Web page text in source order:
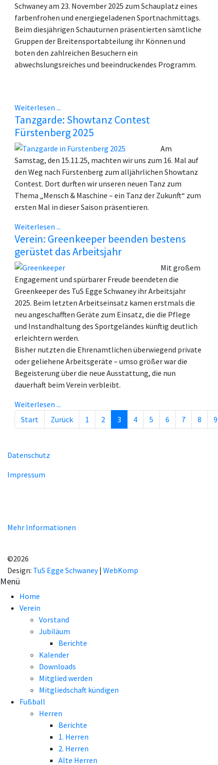
Schwaney am 23. November 2025 zum Schauplatz eines
farbenfrohen und energiegeladenen Sportnachmittags.
Beim diesjährigen Schauturnen präsentierten sämtliche
Gruppen der Breitensportabteilung ihr Können und
boten den zahlreichen Besuchern ein
abwechslungsreiches und beeindruckendes Programm.
Weiterlesen ...
Tanzgarde: Showtanz Contest
Fürstenberg 2025
Am
Samstag, den 15.11.25, machten wir uns zum 16. Mal auf
den Weg nach Fürstenberg zum alljährlichen Showtanz
Contest. Dort durften wir unseren neuen Tanz zum
Thema „Mensch & Maschine – ein Tanz der Zukunft“ zum
ersten Mal in dieser Saison präsentieren.
Weiterlesen ...
Verein: Greenkeeper beenden bestens
gerüstet das Arbeitsjahr
Mit großem
Engagement und spürbarer Freude beendeten die
Greenkeeper des TuS Egge Schwaney ihr Arbeitsjahr
2025. Beim letzten Arbeitseinsatz kamen erstmals die
neu angeschafften Geräte zum Einsatz, die die Pflege
und Instandhaltung des Sportgeländes künftig deutlich
erleichtern werden.
Bisher nutzten die Ehrenamtlichen überwiegend private
oder geliehene Arbeitsgeräte – umso größer war die
Begeisterung über die neue Ausstattung, die nun
dauerhaft beim Verein verbleibt.
Weiterlesen ...
Seite 3 von 29
Start Zurück 1 2 3 4 5 6 7 8 9
Datenschutz
Impressum
Mehr Informationen
©2026
Design: TuS Egge Schwaney| WebKomp
Menü
Home
Verein
Vorstand
Jubiläum
Berichte
Kalender
Downloads
Mitglied werden
Mitgliedschaft kündigen
Fußball
Herren
Berichte
1. Herren
2. Herren
Alte Herren